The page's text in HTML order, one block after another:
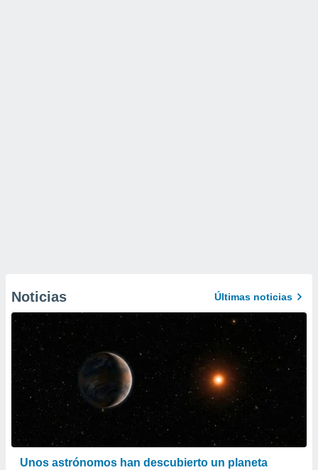
Noticias Últimas noticias
Unos astrónomos han descubierto un planeta